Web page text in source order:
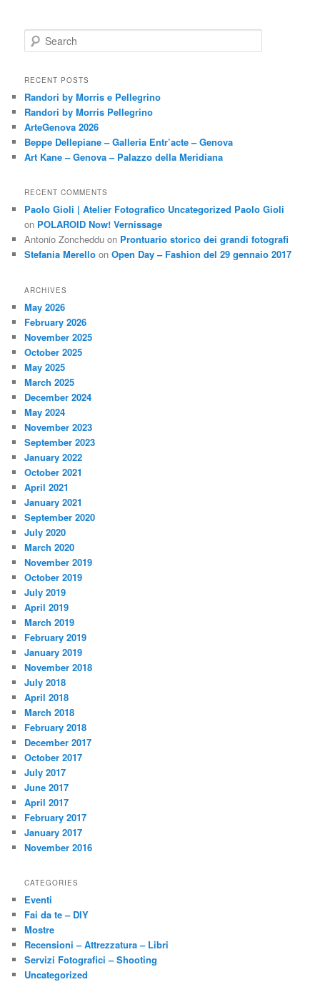
e
r
h
RECENT POSTS
Randori by Morris e Pellegrino
Randori by Morris Pellegrino
ArteGenova 2026
Beppe Dellepiane – Galleria Entr’acte – Genova
Art Kane – Genova – Palazzo della Meridiana
RECENT COMMENTS
Paolo Gioli | Atelier Fotografico Uncategorized Paolo Gioli
on POLAROID Now! Vernissage
Antonio Zoncheddu on Prontuario storico dei grandi fotografi
Stefania Merello onOpen Day – Fashion del 29 gennaio 2017
ARCHIVES
May 2026
February 2026
November 2025
October 2025
May 2025
March 2025
December 2024
May 2024
November 2023
September 2023
January 2022
October 2021
April 2021
January 2021
September 2020
July 2020
March 2020
November 2019
October 2019
July 2019
April 2019
March 2019
February 2019
January 2019
November 2018
July 2018
April 2018
March 2018
February 2018
December 2017
October 2017
July 2017
June 2017
April 2017
February 2017
January 2017
November 2016
CATEGORIES
Eventi
Fai da te – DIY
Mostre
Recensioni – Attrezzatura – Libri
Servizi Fotografici – Shooting
Uncategorized